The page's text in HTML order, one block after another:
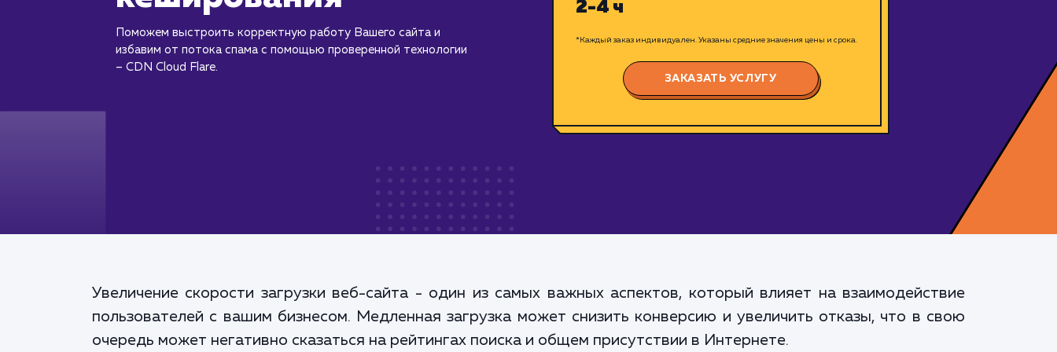
Поможем выстроить корректную работу Вашего сайта и
избавим от потока спама с помощью проверенной технологии
– CDN Cloud Flare.
2-4 ч
*Каждый заказ индивидуален. Указаны средние значения цены и срока.
ЗАКАЗАТЬ УСЛУГУ
Увеличение скорости загрузки веб-сайта - один из самых важных аспектов, который влияет на взаимодействие
пользователей с вашим бизнесом. Медленная загрузка может снизить конверсию и увеличить отказы, что в свою
очередь может негативно сказаться на рейтингах поиска и общем присутствии в Интернете.